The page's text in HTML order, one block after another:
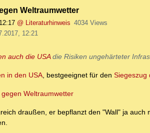
Weltraumwetter
@ Literaturhinweis 4034 Views
12:21
auch die USAdie Risiken ungehärteter
in den USA, bestgeeignet für den Siegeszug
Weltraumwetter
draußen, er bepflanzt den "Wall" ja auch